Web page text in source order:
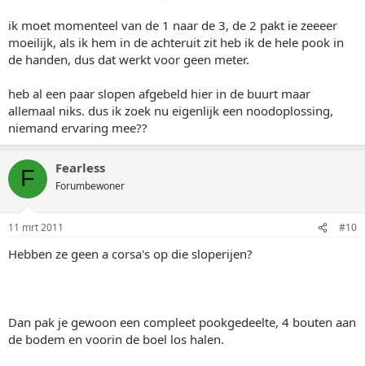
ik moet momenteel van de 1 naar de 3, de 2 pakt ie zeeeer
moeilijk, als ik hem in de achteruit zit heb ik de hele pook in
de handen, dus dat werkt voor geen meter.
heb al een paar slopen afgebeld hier in de buurt maar
allemaal niks. dus ik zoek nu eigenlijk een noodoplossing,
niemand ervaring mee??
F Fearless
Forumbewoner
11 mrt 2011 #10
Hebben ze geen a corsa's op die sloperijen?
Dan pak je gewoon een compleet pookgedeelte, 4 bouten aan
de bodem en voorin de boel los halen.